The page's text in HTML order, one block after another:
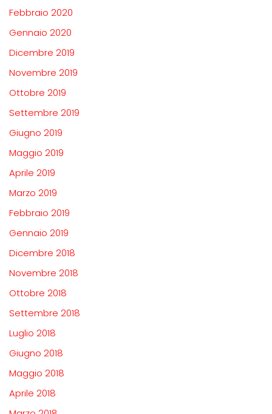
Febbraio 2020
Gennaio 2020
Dicembre 2019
Novembre 2019
Ottobre 2019
Settembre 2019
Giugno 2019
Maggio 2019
Aprile 2019
Marzo 2019
Febbraio 2019
Gennaio 2019
Dicembre 2018
Novembre 2018
Ottobre 2018
Settembre 2018
Luglio 2018
Giugno 2018
Maggio 2018
Aprile 2018